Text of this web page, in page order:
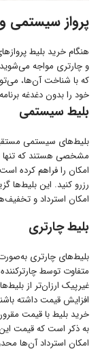
پرواز سیستمی
هنگام خرید بلیط
و چارتری مواجه
که با شناخت آن‌ها،
خود را بدون دغدغه
بلیط سیستمی
بلیط‌های سیستمی
مشخصی هستند که تنها
امکان را فراهم کرده
رزرو کنید. این بلیط‌ها
امکان استرداد و
بلیط چارتری
بلیط‌های چارتری
متفاوت توسط
غیرپیک ارزان‌تر از
افزایش قیمت داشته
خرید بلیط با قیمت
به ذکر است که قیمت
امکان استرداد آن‌ها